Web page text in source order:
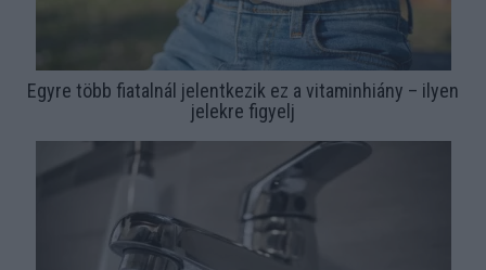
Egyre több fiatalnál jelentkezik ez a vitaminhiány – ilyen
jelekre figyelj